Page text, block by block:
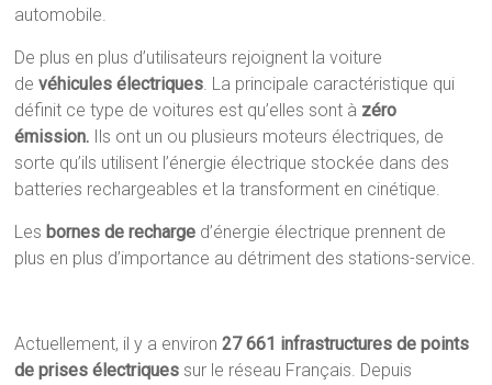
automobile.
De plus en plus d’utilisateurs rejoignent la voiture
devéhicules électriques. La principale caractéristique qui
définit ce type de voitures est qu’elles sont à zéro
émission. Ils ont un ou plusieurs moteurs électriques, de
sorte qu’ils utilisent l’énergie électrique stockée dans des
batteries rechargeables et la transforment en cinétique.
Les bornes de recharge d’énergie électrique prennent de
plus en plus d’importance au détriment des stations-service.
Actuellement, il y a environ27 661 infrastructures de points
de prises électriques sur le réseau Français. Depuis